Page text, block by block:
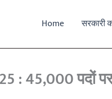
Home सरकारी
: 45,000 पदों पर